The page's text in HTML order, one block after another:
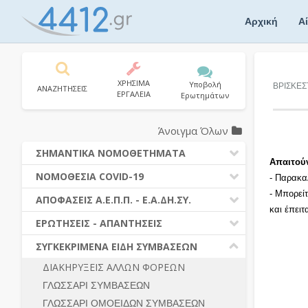
Αρχική
-
-
και
ΑΝΑΖΗΤΗΣΕΙΣ
ΧΡΗΣΙΜΑ
ΕΡΓΑΛΕΙΑ
Υποβολή
Ερωτημάτων
Άνοιγμα Όλων
ΣΗΜΑΝΤΙΚΑ ΝΟΜΟΘΕΤΗΜΑΤΑ
ΔΗΜΟΣΙΕΣ ΣΥΜΒΑΣΕΙΣ (Ν. 4412/2016)
ΔΗΜΟΤΙΚΟΣ ΚΩΔΙΚΑΣ (Ν.3463/2006)
ΚΑΛΛΙΚΡΑΤΗΣ (Ν.3852/2010)
ΝΟΜΟΘΕΣΙΑ - ΝΟΜΟΛΟΓΙΑ (ΣΥΝΟΛΟ)
ΝΟΜΟΘΕΣΙΑ COVID-19
ΝΟΜΟΘΕΣΙΑ - ΝΟΜΟΛΟΓΙΑ COVID -19
ΕΡΩΤΗΣΕΙΣ - ΑΠΑΝΤΗΣΕΙΣ
ΑΠΟΦΑΣΕΙΣ Α.Ε.Π.Π. - Ε.Α.ΔΗ.ΣΥ.
ΠΡΟΔΙΚΑΣΤΙΚΗ ΠΡΟΣΦΥΓΗ
ΓΕΝΙΚΟΙ ΚΑΝΟΝΕΣ
ΔΙΚΑΙΟΥΜΕΝΟΙ ΣΥΜΜΕΤΟΧΗΣ
ΠΡΟΣΦΟΡΕΣ – ΔΙΚΑΙΟΛΟΓΗΤΙΚΑ
ΣΥΜΜΕΤΟΧΗΣ
ΕΡΩΤΗΣΕΙΣ - ΑΠΑΝΤΗΣΕΙΣ
Ν. 4782/2021 - ΤΡΟΠΟΠΟΙΗΣΗ
4412/2016
ΔΙΕΞΑΓΩΓΗ ΔΙΑΔΙΚΑΣΙΑΣ
ΔΙΑΔΙΚΑΣΙΕΣ ΑΝΑΘΕΣΗΣ
ΣΥΓΚΕΚΡΙΜΕΝΑ ΕΙΔΗ ΣΥΜΒΑΣΕΩΝ
ΔΙΑΚΗΡΥΞΕΙΣ ΑΛΛΩΝ ΦΟΡΕΩΝ
ΓΛΩΣΣΑΡΙ ΣΥΜΒΑΣΕΩΝ
ΓΛΩΣΣΑΡΙ ΟΜΟΕΙΔΩΝ ΣΥΜΒΑΣΕΩΝ